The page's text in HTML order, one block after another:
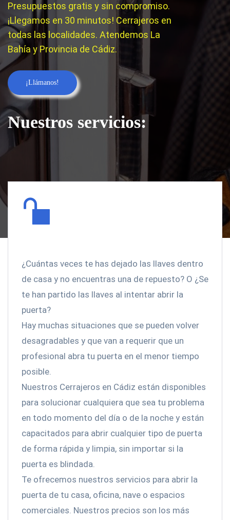
Presupuestos gratis y sin compromiso.
¡Llegamos en 30 minutos! Cerrajeros en
todas las localidades. Atendemos La
Bahía y Provincia de Cádiz.
¡Llámanos!
Nuestros servicios:
¿Cuántas veces te has dejado las llaves dentro
de casa y no encuentras una de repuesto? O ¿Se
te han partido las llaves al intentar abrir la
puerta?
Hay muchas situaciones que se pueden volver
desagradables y que van a requerir que un
profesional abra tu puerta en el menor tiempo
posible.
Nuestros Cerrajeros en Cádiz están disponibles
para solucionar cualquiera que sea tu problema
en todo momento del día o de la noche y están
capacitados para abrir cualquier tipo de puerta
de forma rápida y limpia, sin importar si la
puerta es blindada.
Te ofrecemos nuestros servicios para abrir la
puerta de tu casa, oficina, nave o espacios
comerciales. Nuestros precios son los más